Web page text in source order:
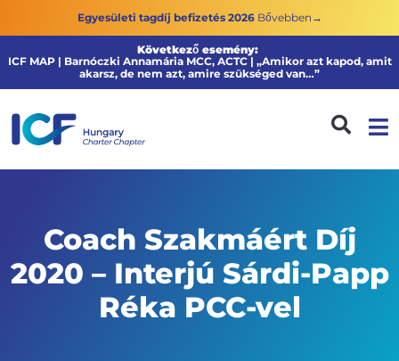
Egyesületi tagdíj befizetés 2026 Bővebben→
Következő esemény:
ICF MAP | Barnóczki Annamária MCC, ACTC | „Amikor azt kapod, amit
akarsz, de nem azt, amire szükséged van…”
Coach Szakmáért Díj
2020 – Interjú Sárdi-Papp
Réka PCC-vel